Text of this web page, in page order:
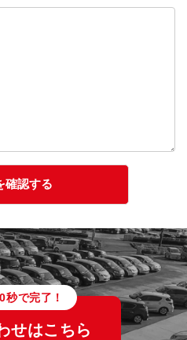
秒で完了！
せはこちら